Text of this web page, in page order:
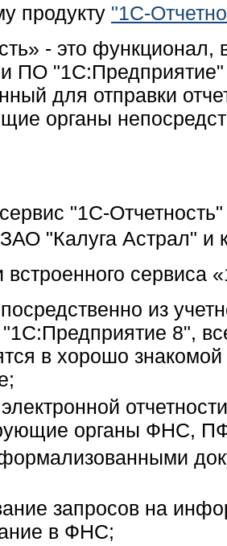
продукту "1С-
- это функционал,
ПО
для отправки
органы
"1С-
ЗАО "Калуга Астрал" и
сервиса
из
8",
в хорошо
органы ФНС,
запросов на
в ФНС;